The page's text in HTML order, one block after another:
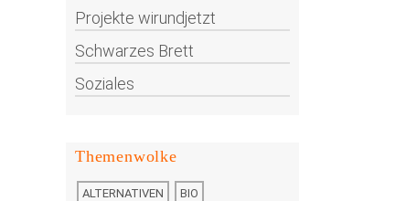
Projekte wirundjetzt
Schwarzes Brett
Soziales
Themenwolke
ALTERNATIVEN BIO